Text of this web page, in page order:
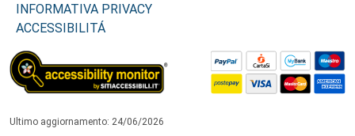
INFORMATIVA PRIVACY
ACCESSIBILITÁ
Ultimo aggiornamento: 24/06/2026